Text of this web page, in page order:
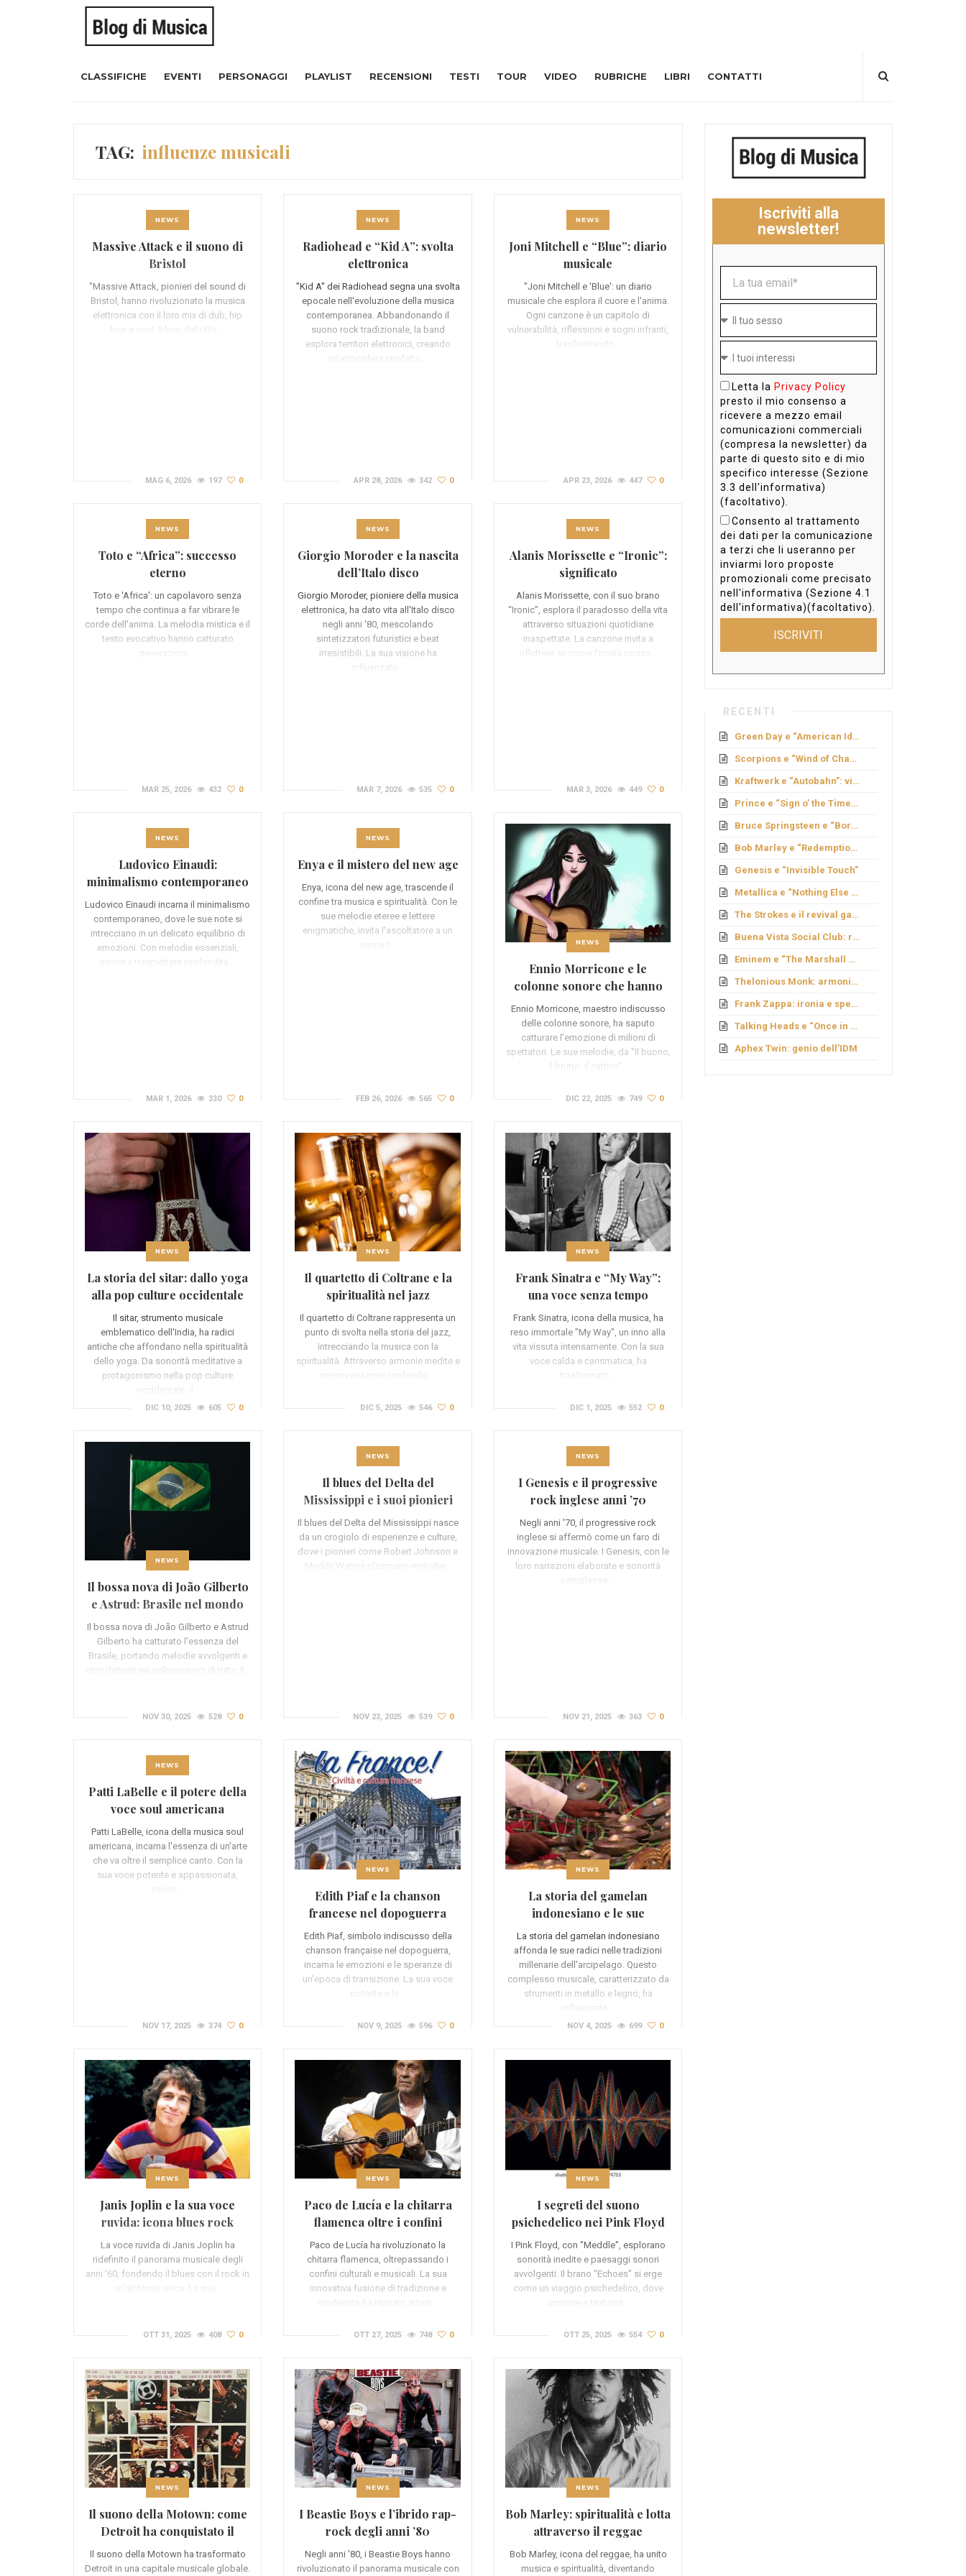
CLASSIFICHE EVENTI PERSONAGGI PLAYLIST RECENSIONI TESTI TOUR VIDEO RUBRICHE LIBRI CONTATTI
TAG: influenze musicali
NEWS
Massive Attack e il suono di
Bristol
"Massive Attack, pionieri del sound di
Bristol, hanno rivoluzionato la musica
elettronica con il loro mix di dub, hip
hop e soul. Il loro debutto,…
MAG 6, 2026 197 0
NEWS
Radiohead e “Kid A”: svolta
elettronica
"Kid A" dei Radiohead segna una svolta
epocale nell'evoluzione della musica
contemporanea. Abbandonando il
suono rock tradizionale, la band
esplora territori elettronici, creando
un'atmosfera rarefatta…
APR 28, 2026 342 0
NEWS
Joni Mitchell e “Blue”: diario
musicale
"Joni Mitchell e 'Blue': un diario
musicale che esplora il cuore e l'anima.
Ogni canzone è un capitolo di
vulnerabilità, riflessioni e sogni infranti,
trasformando…
APR 23, 2026 447 0
NEWS
Toto e “Africa”: successo
eterno
Toto e 'Africa': un capolavoro senza
tempo che continua a far vibrare le
corde dell'anima. La melodia mistica e il
testo evocativo hanno catturato
MAR 25, 2026 432 0
NEWS
Giorgio Moroder e la nascita
dell’Italo disco
Giorgio Moroder, pioniere della musica
elettronica, ha dato vita all'Italo disco
negli anni '80, mescolando
sintetizzatori futuristici e beat
irresistibili. La sua visione ha
influenzato…
MAR 7, 2026 535 0
NEWS
Alanis Morissette e “Ironic”:
significato
Alanis Morissette, con il suo brano
“Ironic”, esplora il paradosso della vita
attraverso situazioni quotidiane
inaspettate. La canzone invita a
riflettere su come l'ironia possa…
MAR 3, 2026 449 0
NEWS
Ludovico Einaudi:
minimalismo contemporaneo
Ludovico Einaudi incarna il minimalismo
contemporaneo, dove le sue note si
intrecciano in un delicato equilibrio di
emozioni. Con melodie essenziali,
riesce a trasmettere profondità…
MAR 1, 2026 330 0
NEWS
Enya e il mistero del new age
Enya, icona del new age, trascende il
confine tra musica e spiritualità. Con le
sue melodie eteree e lettere
enigmatiche, invita l'ascoltatore a un
FEB 26, 2026 565 0
NEWS
Ennio Morricone e le
colonne sonore che hanno
fatto storia
Ennio Morricone, maestro indiscusso
delle colonne sonore, ha saputo
catturare l'emozione di milioni di
spettatori. Le sue melodie, da "Il buono,
il brutto, il cattivo"…
DIC 22, 2025 749 0
NEWS
La storia del sitar: dallo yoga
alla pop culture occidentale
Il sitar, strumento musicale
emblematico dell'India, ha radici
antiche che affondano nella spiritualità
dello yoga. Da sonorità meditative a
protagonismo nella pop culture
occidentale, il…
DIC 10, 2025 605 0
NEWS
Il quartetto di Coltrane e la
spiritualità nel jazz
Il quartetto di Coltrane rappresenta un
punto di svolta nella storia del jazz,
intrecciando la musica con la
spiritualità. Attraverso armonie inedite e
improvvisazioni profonde,…
DIC 5, 2025 546 0
NEWS
Frank Sinatra e “My Way”:
una voce senza tempo
Frank Sinatra, icona della musica, ha
reso immortale "My Way", un inno alla
vita vissuta intensamente. Con la sua
voce calda e carismatica, ha
trasformato…
DIC 1, 2025 552 0
NEWS
Il bossa nova di João Gilberto
e Astrud: Brasile nel mondo
Il bossa nova di João Gilberto e Astrud
Gilberto ha catturato l'essenza del
Brasile, portando melodie avvolgenti e
ritmi delicati sui palcoscenici di tutto il…
NOV 30, 2025 528 0
NEWS
Il blues del Delta del
Mississippi e i suoi pionieri
Il blues del Delta del Mississippi nasce
da un crogiolo di esperienze e culture,
dove i pionieri come Robert Johnson e
Muddy Waters plasmano melodie…
NOV 23, 2025 539 0
NEWS
I Genesis e il progressive
rock inglese anni ’70
Negli anni '70, il progressive rock
inglese si affermò come un faro di
innovazione musicale. I Genesis, con le
loro narrazioni elaborate e sonorità
NOV 21, 2025 363 0
NEWS
Patti LaBelle e il potere della
voce soul americana
Patti LaBelle, icona della musica soul
americana, incarna l'essenza di un'arte
che va oltre il semplice canto. Con la
sua voce potente e appassionata,
NOV 17, 2025 374 0
NEWS
Edith Piaf e la chanson
francese nel dopoguerra
Edith Piaf, simbolo indiscusso della
chanson française nel dopoguerra,
incarna le emozioni e le speranze di
un'epoca di transizione. La sua voce
potente e le…
NOV 9, 2025 596 0
NEWS
La storia del gamelan
indonesiano e le sue
influenze globali
La storia del gamelan indonesiano
affonda le sue radici nelle tradizioni
millenarie dell'arcipelago. Questo
complesso musicale, caratterizzato da
strumenti in metallo e legno, ha
influenzato…
NOV 4, 2025 699 0
NEWS
Janis Joplin e la sua voce
ruvida: icona blues rock
La voce ruvida di Janis Joplin ha
ridefinito il panorama musicale degli
anni '60, fondendo il blues con il rock in
un'alchimia unica. La sua…
OTT 31, 2025 408 0
NEWS
Paco de Lucía e la chitarra
flamenca oltre i confini
Paco de Lucía ha rivoluzionato la
chitarra flamenca, oltrepassando i
confini culturali e musicali. La sua
innovativa fusione di tradizione e
modernità ha ispirato artisti…
OTT 27, 2025 748 0
NEWS
I segreti del suono
psichedelico nei Pink Floyd
di “Meddle”
I Pink Floyd, con "Meddle", esplorano
sonorità inedite e paesaggi sonori
avvolgenti. Il brano "Echoes" si erge
come un viaggio psichedelico, dove
armonie e textures…
OTT 25, 2025 554 0
NEWS
Il suono della Motown: come
Detroit ha conquistato il
mondo
Il suono della Motown ha trasformato
Detroit in una capitale musicale globale.
NEWS
I Beastie Boys e l’ibrido rap-
rock degli anni ’80
Negli anni '80, i Beastie Boys hanno
rivoluzionato il panorama musicale con
NEWS
Bob Marley: spiritualità e lotta
attraverso il reggae
Bob Marley, icona del reggae, ha unito
musica e spiritualità, diventando
Iscriviti alla
newsletter!
Letta la Privacy Policy
presto il mio consenso a
ricevere a mezzo email
comunicazioni commerciali
(compresa la newsletter) da
parte di questo sito e di mio
specifico interesse (Sezione
3.3 dell'informativa)
(facoltativo).
Consento al trattamento
dei dati per la comunicazione
a terzi che li useranno per
inviarmi loro proposte
promozionali come precisato
nell'informativa (Sezione 4.1
dell'informativa)(facoltativo).
ISCRIVITI
RECENTI
Green Day e “American Idiot”: rock politico
Scorpions e “Wind of Change”: caduta del Muro
Kraftwerk e “Autobahn”: viaggio elettronico
Prince e “Sign o’ the Times”: genio e provocazione
Bruce Springsteen e “Born to Run”: sogno americano
Bob Marley e “Redemption Song”
Genesis e “Invisible Touch”
Metallica e “Nothing Else Matters”: ballata metal
The Strokes e il revival garage
Buena Vista Social Club: rinascita cubana
Eminem e “The Marshall Mathers LP”
Thelonious Monk: armonie fuori schema
Frank Zappa: ironia e sperimentazione
Talking Heads e “Once in a Lifetime”
Aphex Twin: genio dell’IDM